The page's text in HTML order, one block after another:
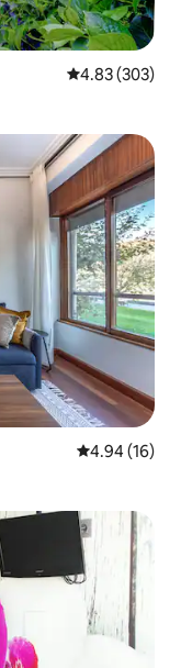
從 303 則評價
4.83 (303)
從 16 則評價
4.94 (16)